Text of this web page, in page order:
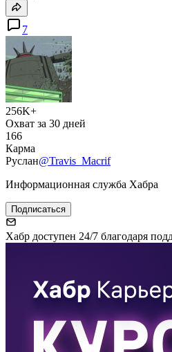
7
256K+
Охват за 30 дней
166
Карма
Руслан@Travis_Macrif
Информационная служба Хабра
Подписаться
Хабр доступен 24/7 благодаря